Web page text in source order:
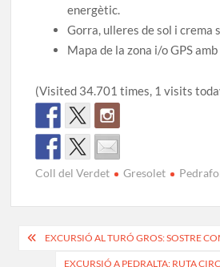
energètic.
Gorra, ulleres de sol i crema
Mapa de la zona i/o GPS
(Visited 34.701 times, 1 visits
Coll del Verdet Gresolet
Navegació
EXCURSIÓ AL TURÓ GROS: SOSTRE
EXCURSIÓ A PEDRALTA: RUTA